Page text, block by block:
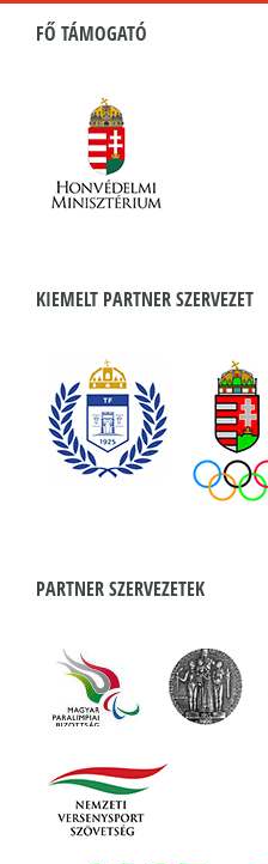
FŐ TÁMOGATÓ
KIEMELT PARTNER SZERVEZET
PARTNER SZERVEZETEK